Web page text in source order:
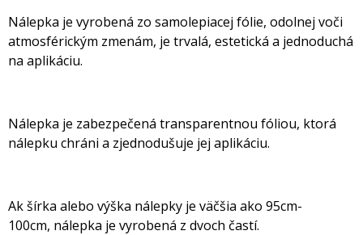
Nálepka je vyrobená zo samolepiacej fólie, odolnej voči
atmosférickým zmenám, je trvalá, estetická a jednoduchá
na aplikáciu.
Nálepka je zabezpečená transparentnou fóliou, ktorá
nálepku chráni a zjednodušuje jej aplikáciu.
Ak šírka alebo výška nálepky je väčšia ako 95cm-
100cm, nálepka je vyrobená z dvoch častí.